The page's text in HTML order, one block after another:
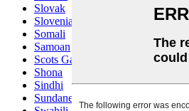
Slovak
Slovenian
Somali
Samoan
Scots Gaelic
Shona
Sindhi
Sundanese